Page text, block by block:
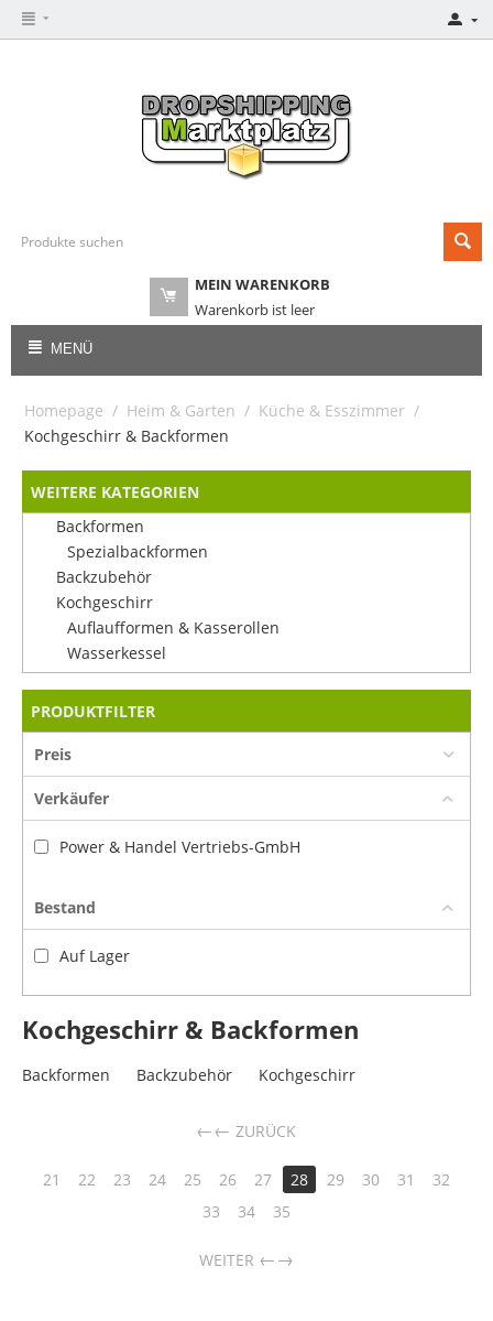
MEIN WARENKORB
Warenkorb ist leer
MENÜ
Homepage / Heim & Garten / Küche & Esszimmer /
Kochgeschirr & Backformen
WEITERE KATEGORIEN
Backformen
Spezialbackformen
Backzubehör
Kochgeschirr
Auflaufformen & Kasserollen
Wasserkessel
PRODUKTFILTER
Preis
Verkäufer
Power & Handel Vertriebs-GmbH
Bestand
Auf Lager
Kochgeschirr & Backformen
Backformen Backzubehör Kochgeschirr
← ZURÜCK
21 22 23 24 25 26 27 28 29 30 31
32
33
34 35
WEITER →